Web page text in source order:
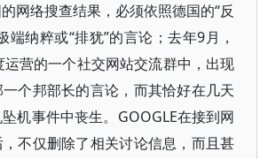
网络搜查结果，必须依照德国的“反
端纳粹或“排犹”的言论；去年9月，
运营的一个社交网站交流群中，出现
个邦部长的言论，而其恰好在几天
机事件中丧生。GOOGLE在接到网
不仅删除了相关讨论信息，而且甚